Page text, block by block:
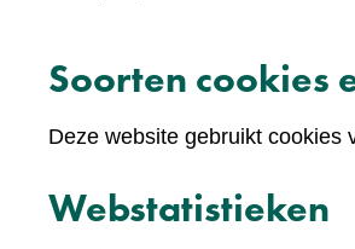
Soorten cookies
Deze website gebruikt cookies
Webstatistieken